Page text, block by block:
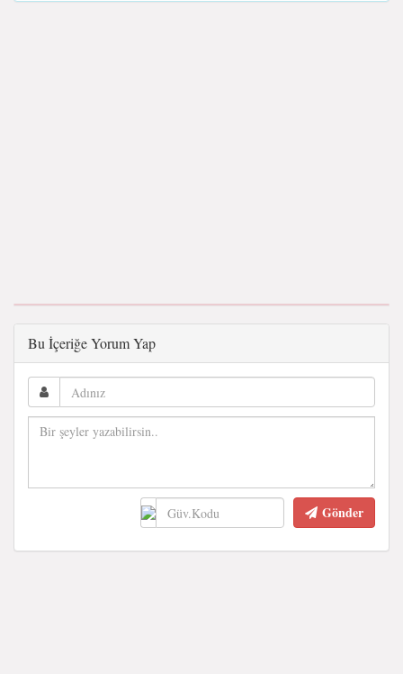
Bu İçeriğe Yorum Yap
Gönder